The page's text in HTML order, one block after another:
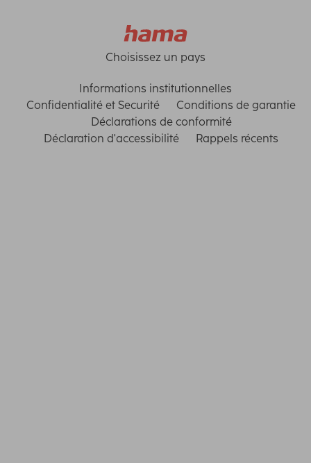
Choisissez un pays
Informations institutionnelles
Confidentialité et Securité
Conditions de garantie
Déclarations de conformité
Déclaration d'accessibilité
Rappels récents